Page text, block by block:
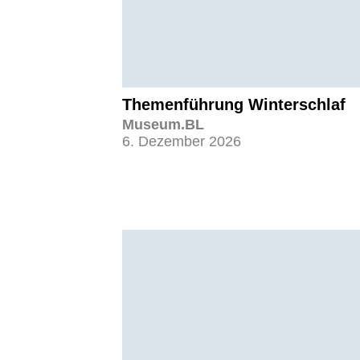
Themenführung Winterschlaf
Museum.BL
6. Dezember 2026